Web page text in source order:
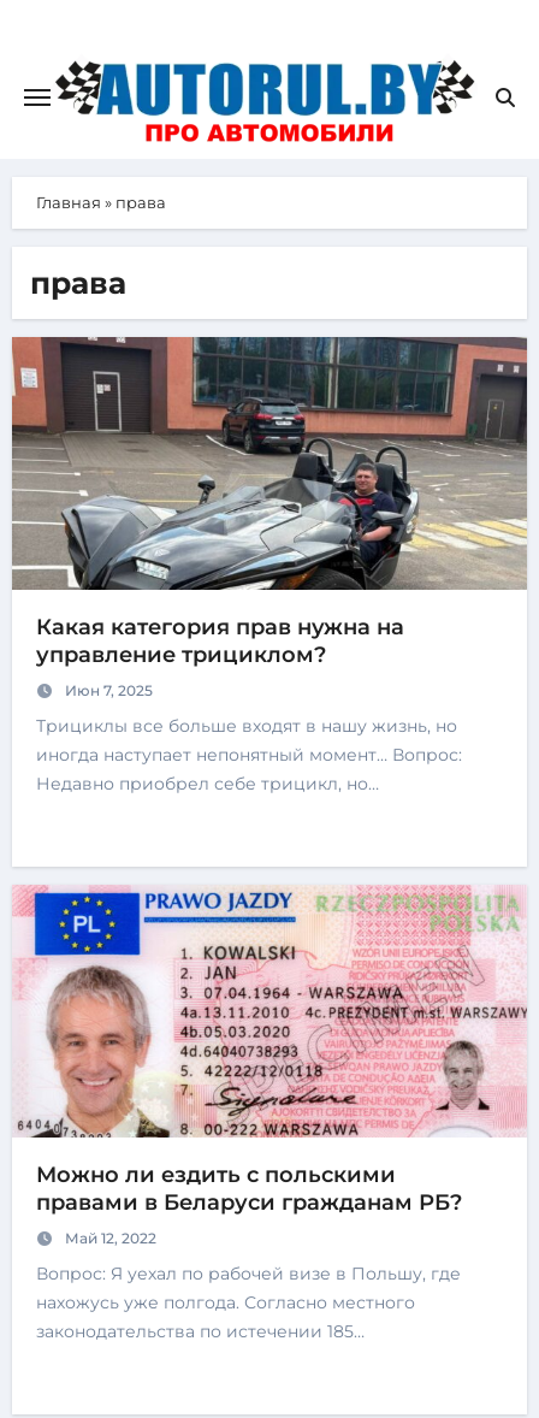
Главная » права
права
Какая категория прав нужна на
управление трициклом?
Июн 7, 2025
Трициклы все больше входят в нашу жизнь, но
иногда наступает непонятный момент… Вопрос:
Недавно приобрел себе трицикл, но…
Можно ли ездить с польскими
правами в Беларуси гражданам РБ?
Май 12, 2022
Вопрос: Я уехал по рабочей визе в Польшу, где
нахожусь уже полгода. Согласно местного
законодательства по истечении 185…